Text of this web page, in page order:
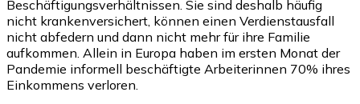
Beschäftigungsverhältnissen. Sie sind deshalb häufig
nicht krankenversichert, können einen Verdienstausfall
nicht abfedern und dann nicht mehr für ihre Familie
aufkommen. Allein in Europa haben im ersten Monat der
Pandemie informell beschäftigte Arbeiterinnen 70% ihres
Einkommens verloren.